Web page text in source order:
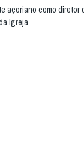
açoriano como diretor
Igreja